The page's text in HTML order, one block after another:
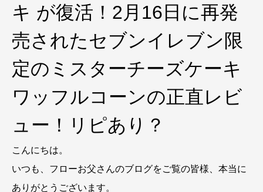
キ が復活！2月16日に再発
売されたセブンイレブン限
定のミスターチーズケーキ
ワッフルコーンの正直レビ
ュー！リピあり？
こんにちは。
いつも、フローお父さんのブログをご覧の皆様、本当に
ありがとうございます。